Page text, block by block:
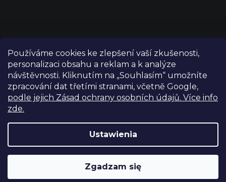
Používáme cookies ke zlepšení vaší zkušenosti,
personalizaci obsahu a reklam a k analýze
návštěvnosti. Kliknutím na „Souhlasím“ umožníte
zpracování dat třetími stranami, včetně Google,
podle jejich Zásad ochrany osobních údajů. Více info
zde.
Ustawienia
Zgadzam się
Opracował Shoptet
zastrzeżone.
Edytuj ustawienia plików cookie